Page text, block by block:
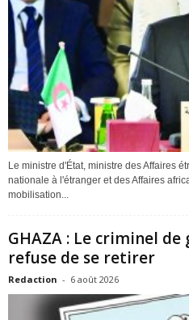
Le ministre d'État, ministre des Affaires
nationale à l'étranger et des Affaires
mobilisation...
GHAZA : Le criminel
refuse de se retirer
Redaction - 6 août 2026